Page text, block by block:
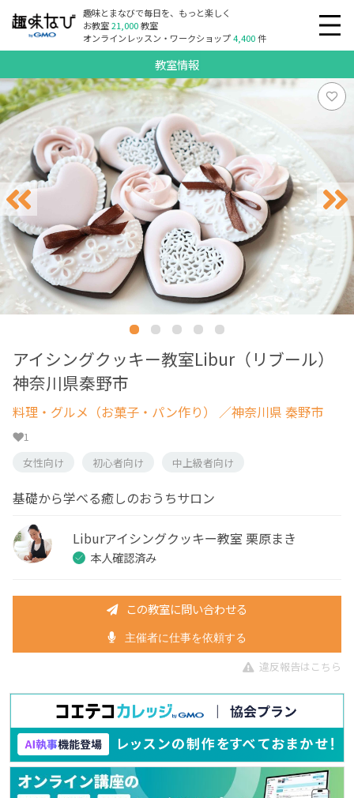
趣味とまなびで毎日を、もっと楽しく
お教室21,000教室
オンラインレッスン・ワークショップ4,400件
教室情報
アイシングクッキー教室Libur（リブール）
神奈川県秦野市
料理・グルメ（お菓子・パン作り） ／神奈川県 秦野市
1
女性向け
初心者向け 中上級者向け
基礎から学べる癒しのおうちサロン
Liburアイシングクッキー教室 栗原まき
本人確認済み
この教室に問い合わせる
主催者に仕事を依頼する
違反報告はこちら